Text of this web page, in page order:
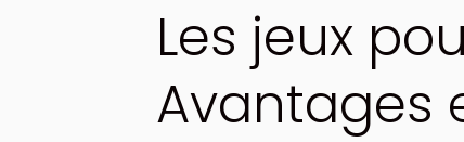
Les jeux
Avantages